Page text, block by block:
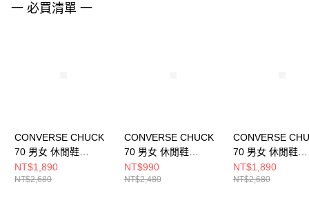
４．使用「AFTEE先享後付」時，將依據個別帳號之用戶狀況，依本公司即
一 必買清單 一
CONVERSE CHUCK
70 男女 休閒鞋
A13852C
NT$1,890
NT$2,680
CONVERSE CHUCK
70 男女 休閒鞋
A12407C
NT$990
NT$2,480
CONVERSE
70 男女 休閒鞋
A13438C
NT$1,890
NT$2,680